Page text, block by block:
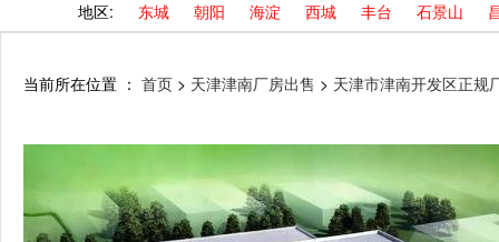
地区: 东城 朝阳 海淀 西城 丰台 石景山
当前所在位置 ： 首页 > 天津津南厂房出售 > 天津市津南开发区正规